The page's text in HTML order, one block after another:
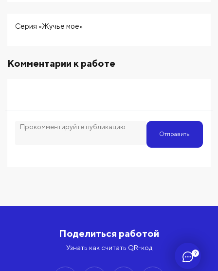
?
Серия «Жучье мое»
Комментарии к работе
Отправить
Поделиться работой
Узнать как считать QR-код